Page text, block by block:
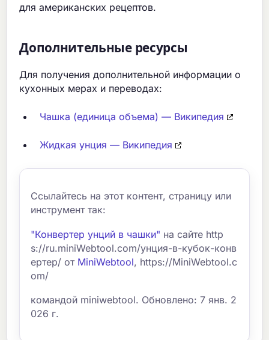
для американских рецептов.
Дополнительные ресурсы
Для получения дополнительной информации о
кухонных мерах и переводах:
Чашка (единица объема) — Википедия
Жидкая унция — Википедия
Ссылайтесь на этот контент, страницу или
инструмент так:
"Конвертер унций в чашки" на сайте http
s://ru.miniWebtool.com/унция-в-кубок-конв
ертер/ от MiniWebtool, https://MiniWebtool.c
om/
командой miniwebtool. Обновлено: 7 янв. 2
026 г.